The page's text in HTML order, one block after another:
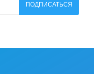
ПОДПИСАТЬСЯ